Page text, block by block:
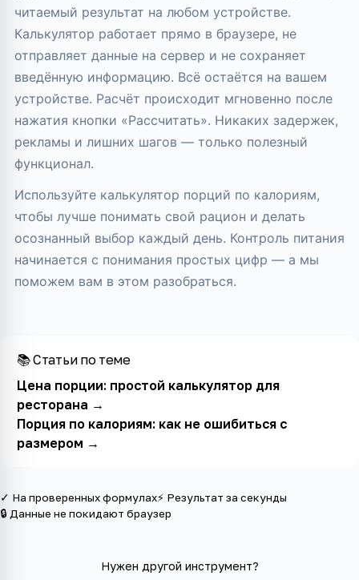
читаемый результат на любом устройстве.
Калькулятор работает прямо в браузере, не
отправляет данные на сервер и не сохраняет
введённую информацию. Всё остаётся на вашем
устройстве. Расчёт происходит мгновенно после
нажатия кнопки «Рассчитать». Никаких задержек,
рекламы и лишних шагов — только полезный
функционал.
Используйте калькулятор порций по калориям,
чтобы лучше понимать свой рацион и делать
осознанный выбор каждый день. Контроль питания
начинается с понимания простых цифр — а мы
поможем вам в этом разобраться.
📚 Статьи по теме
Цена порции: простой калькулятор для
ресторана →
Порция по калориям: как не ошибиться с
размером →
✓ На проверенных формулах⚡ Результат за секунды
🔒 Данные не покидают браузер
Нужен другой инструмент?